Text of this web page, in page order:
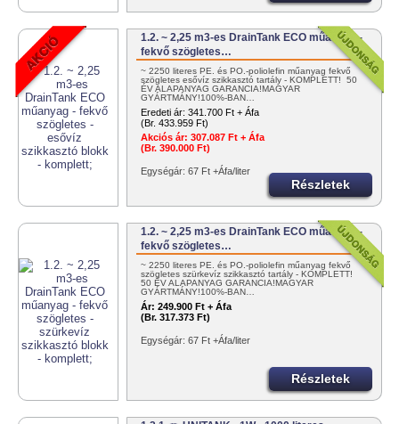
1.2. ~ 2,25 m3-es DrainTank ECO műanyag -
fekvő szögletes…
~ 2250 literes PE. és PO.-poliolefin műanyag fekvő
szögletes esővíz szikkasztó tartály - KOMPLETT! 50
ÉV ALAPANYAG GARANCIA!MAGYAR
GYÁRTMÁNY!100%-BAN…
Eredeti ár: 341.700 Ft + Áfa
(Br. 433.959 Ft)
Akciós ár: 307.087 Ft + Áfa
(Br. 390.000 Ft)
Egységár: 67 Ft +Áfa/liter
Részletek
1.2. ~ 2,25 m3-es DrainTank ECO műanyag -
fekvő szögletes…
~ 2250 literes PE. és PO.-poliolefin műanyag fekvő
szögletes szürkevíz szikkasztó tartály - KOMPLETT!
50 ÉV ALAPANYAG GARANCIA!MAGYAR
GYÁRTMÁNY!100%-BAN…
Ár: 249.900 Ft + Áfa
(Br. 317.373 Ft)
Egységár: 67 Ft +Áfa/liter
Részletek